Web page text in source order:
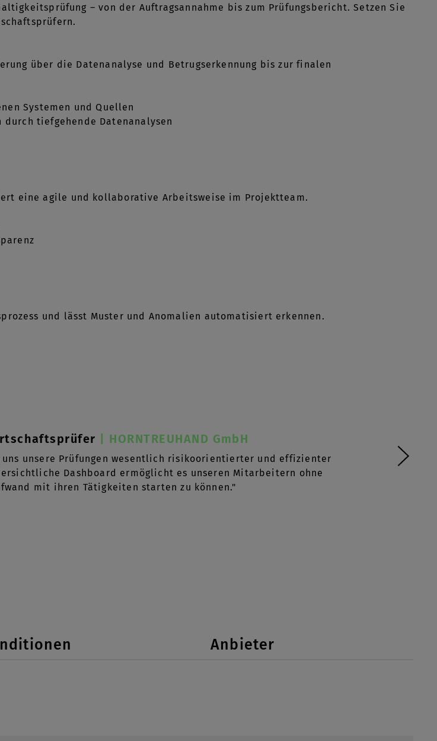
– von der Auftragsannahme bis zum Prüfungsbericht. Setzen Sie
über die Datenanalyse und Betrugserkennung bis zur finalen
Systemen und Quellen
tiefgehende Datenanalysen
eine agile und kollaborative Arbeitsweise im Projektteam.
und lässt Muster und Anomalien automatisiert erkennen.
| HORNTREUHAND GmbH
unsere Prüfungen wesentlich risikoorientierter und effizienter
Dashboard ermöglicht es unseren Mitarbeitern ohne
mit ihren Tätigkeiten starten zu können."
Anbieter